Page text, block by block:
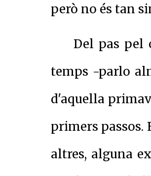
però no és tan
Del pas pel
temps -parlo
d'aquella
primers passos.
altres, alguna